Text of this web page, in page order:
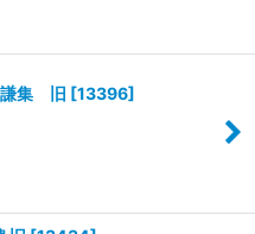
謙集 旧 [13396]